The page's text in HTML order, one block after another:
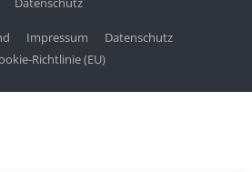
Impressum
Datenschutz
Richtlinie (EU)